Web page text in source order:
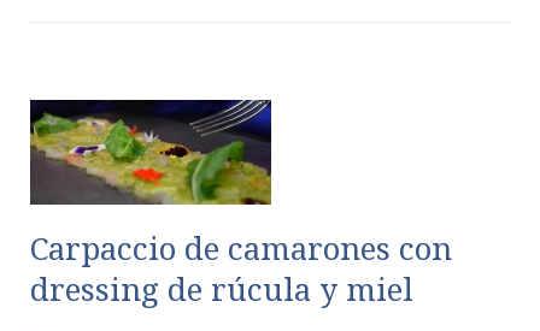
Carpaccio de camarones con
dressing de rúcula y miel